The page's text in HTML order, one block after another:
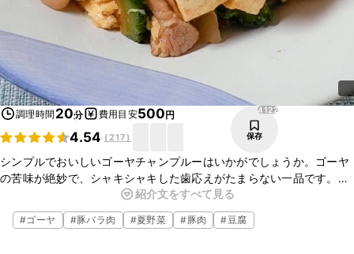
調理時間 20分 費用目安500円
4.54 (217)
4122
保存
シンプルでおいしいゴーヤチャンプルーはいかがでしょうか。ゴーヤ
の苦味が絶妙で、シャキシャキした歯応えがたまらない一品です。豚
バラ肉の旨味が合わさり、ごはんによく合いますよ。簡単な調味料で
作れるのでぜひ一度お試しください。
紹介文をすべて見る
#ゴーヤ #豚バラ肉 #夏野菜 #豚肉 #豆腐